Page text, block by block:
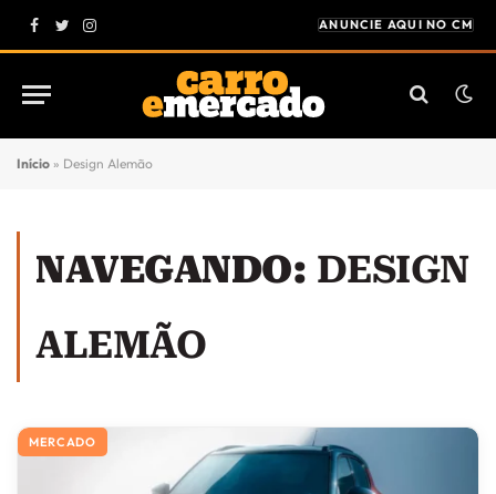
Facebook
Twitter
Instagram
ANUNCIE AQUI NO CM
Início » Design Alemão
NAVEGANDO: DESIGN
ALEMÃO
MERCADO